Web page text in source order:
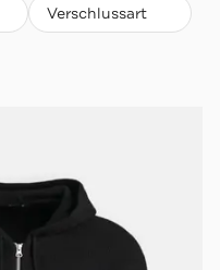
Verschlussart